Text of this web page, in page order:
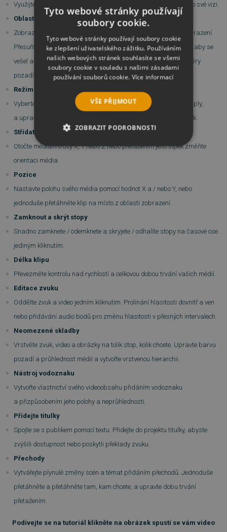
Využijte nové přechody Dissolve a Random Bars ke komunikaci o své vizi.
Oblast zobrazení dynamického projektu
Zobrazte náhled vyvíjejícího se videa na upravitelné oblasti zobrazení.
Přesuňte svůj obsah, změňte jeho velikost nebo jej nastavte tak, aby se
vešel automaticky. Přizpůsobte barvu pozadí, umístění a rozměry
pozadí oblasti zobrazení.
Režim míchání a neprůhlednost
Vyberte si z 25 režimů míchání médií, například Overlay a Multiply,
a upravte krytí daného média tak, aby ovlivnilo konečný výsledek.
Střídat média
Otočte médium o osy X, Y nebo Z nebo přetažením jeho šipek změňte
orientaci média.
Pozice
Nastavte polohu svého média pomocí hodnot X a / nebo Y, nebo
jednoduše přetáhněte klip na místo z oblasti zobrazení.
Zamknout a skrýt stopy
Snadno zamknete / odemknete a skryjete / odhalíte stopy na časové ose
jediným kliknutím.
Délka klipu
Převezměte kontrolu nad rychlostí a celkovou dobou trvání vašich médií.
Editace zvuku
Oddělte zvuk a video jedním kliknutím. Prolínání hlasitosti dovnitř a ven
nebo přidávání audio bodů pro změnu hlasitosti v přesných intervalech.
Neomezené skladby
Vrstvěte zvuk, video a obrázky na tolik stop, kolik chcete. Upravte barvu
pozadí a průhlednost médií a vytvořte vrstvenou hierarchii.
Nástroj vodoznaku
Vytvořte vlastnictví svého videoobsahu přidáním vodoznaku
a přizpůsobením jeho polohy a neprůhlednosti.
Přidejte titulky
Spojte se s publikem pomocí textu. Přidejte do projektu titulky, abyste
zvýšili dostupnost nebo poskytli překlady zvuku.
Přechody
Vytvářejte plynulé změny scén a témat přidáním přechodů. Jednoduše
přetáhněte a přetáhněte tam, kam chcete, a upravte dobu trvání
přetažením.
Podívejte se na tutoriál klikněte na obrázek spustí se vám video
Tyto webové stránky používají
soubory cookie.
Tyto webové stránky používají soubory cookie
ke zlepšení uživatelského zážitku. Používáním
našich webových stránek souhlasíte se všemi
soubory cookie v souladu s našimi zásadami
používání souborů cookie. Více informací
VŠE PŘIJMOUT
ZOBRAZIT PODROBNOSTI
NEZBYTNĚ NUTNÉ SOUBORY
FUNKČNÍ SOUBORY
Výkonové soubory
Funkční soubory
Nezařazené soubory
Nezbytně nutné soubory cookie umožňují
základní funkce webových stránek, jako je
přihlášení uživatele a správa účtu. Webové
stránky nelze bez nezbytně nutných souborů
cookie správně používat.
Název
Provider/
__cf_bm
Cloudflare Inc.
29 minut